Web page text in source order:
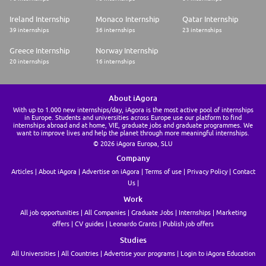
digitalen Steuerungs- und smarten Ticketingsystemen.
Unsere Projekte hierfür sind vielfältig. Um unsere Teams noch stärker zu
machen, suchen wir nach Deiner Unterstützung. Dafür bieten wir Dir ein
* Zusammen stark: Vernetzung durch interne Netzwerke wie YES (Young
Digitalisierung der Bahn-Welt in Deutschland und weltweit, um Menschen
sicher ans Ziel und zu ihren Liebsten zu bringen!
* Flexibles Arbeiten: Wir bieten Dir flexible Arbeitsmodelle wie Gleitzeit
und hybrides Arbeiten
* Attraktive Konditionen: Ein sicherer und unbefristeter Job bei einem
global agierenden Unternehmen mit Tarifbindung
vorgelebt. Wir treten aktiv für Vielfalt ein, schaffen die nötigen
Rahmenbedingungen hierfür und verpflichten uns zu einer konsequenten
Förderung aller Formen der Diversität. Wir sind davon überzeugt, dass
wir mit gemischten Teams die besten Ergebnisse erzielen und
Chancengleichheit eine Selbstverständlichkeit ist. Unser beispielhaftes
Handeln im Sinne einer an Chancengleichheit ausgerichteten
speziellen Programmen fördern wir Diversität & Inklusion sowie die
Vereinbarkeit von Beruf und Familie und unterstützen unsere
Ireland Internship
39 internships
Monaco Internship
36 internships
Qatar Internship
23 internships
Greece Internship
20 internships
Norway Internship
16 internships
About iAgora
With up to 1.000 new internships/day, iAgora is the most active pool of internships
in Europe. Students and universities across Europe use our platform to find
internships abroad and at home, VIE, graduate jobs and graduate programmes. We
want to improve lives and help the planet through more meaningful internships.
© 2026 iAgora Europa, SLU
Company
Articles About iAgora Advertise on iAgora Terms of use Privacy Policy
Contact
Us
Work
All job opportunities All Companies Graduate Jobs Internships
Marketing
offers
CV guides Leonardo Grants Publish job offers
Studies
All Universities All Countries Advertise your programs Login to iAgora Education